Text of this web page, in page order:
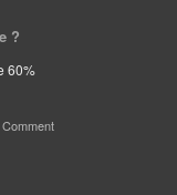
?
60%
Comment